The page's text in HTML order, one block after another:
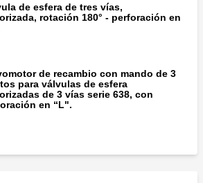
de esfera de tres vías,
rotación 180° - perforación en
de recambio con mando de 3
para válvulas de esfera
de 3 vías serie 638, con
en “L".